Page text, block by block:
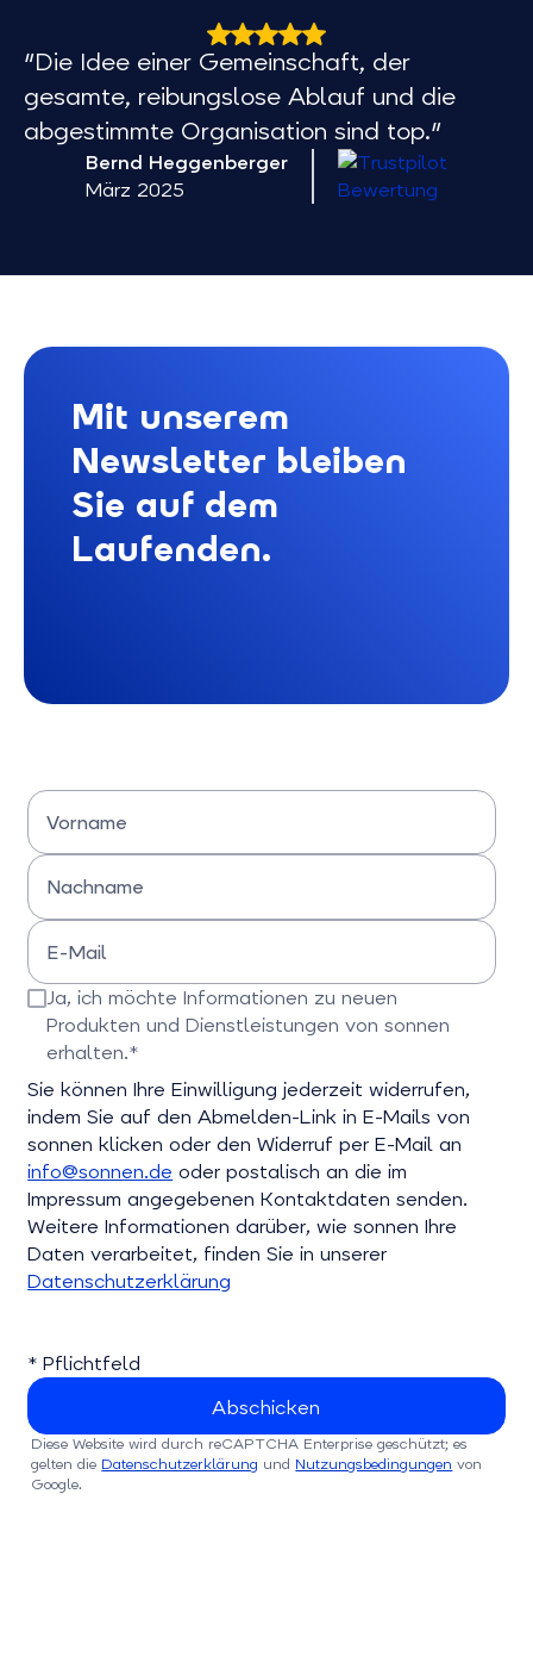
"Die Idee einer Gemeinschaft, der
gesamte, reibungslose Ablauf und die
abgestimmte Organisation sind top."
Bernd Heggenberger
März 2025
Mit unserem
Newsletter bleiben
Sie auf dem
Laufenden.
Vorname
Bitte Vornamen eingeben
Nachname
Bitte Nachname eingeben
E-Mail
Bitte E-Mail-Adresse eingeben
Ja, ich möchte Informationen zu neuen
Produkten und Dienstleistungen von sonnen
erhalten.*
Bitte bestätigen Sie dieses Feld
Sie können Ihre Einwilligung jederzeit widerrufen,
indem Sie auf den Abmelden-Link in E-Mails von
sonnen klicken oder den Widerruf per E-Mail an
info@sonnen.de oder postalisch an die im
Impressum angegebenen Kontaktdaten senden.
Weitere Informationen darüber, wie sonnen Ihre
Daten verarbeitet, finden Sie in unserer
Datenschutzerklärung
* Pflichtfeld
Diese Website wird durch reCAPTCHA Enterprise geschützt; es
gelten die Datenschutzerklärung und Nutzungsbedingungen von
Google.